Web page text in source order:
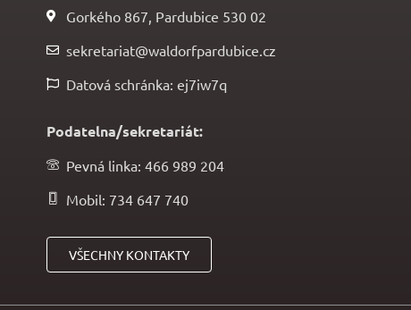
Gorkého 867, Pardubice 530 02
sekretariat@waldorfpardubice.cz
Datová schránka: ej7iw7q
Podatelna/sekretariát:
Pevná linka: 466 989 204
Mobil: 734 647 740
VŠECHNY KONTAKTY